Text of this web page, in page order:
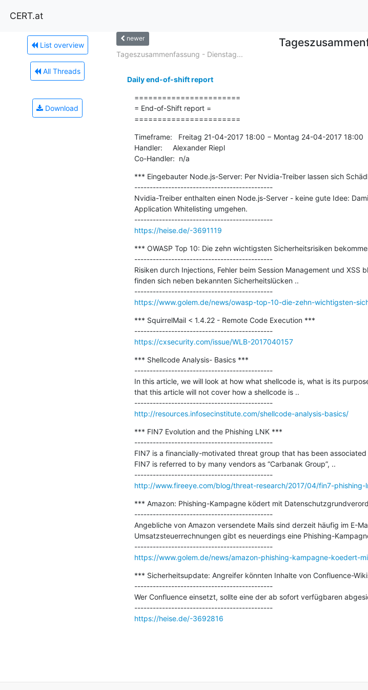
CERT.at
List overview
All Threads
Download
newer
Tageszusammenfassung - Dienstag...
Daily end-of-shift report
=======================
= End-of-Shift report =
=======================
Timeframe:   Freitag 21-04-2017 18:00 − Montag 24-04-2017 18:00
Handler:     Alexander Riepl
Co-Handler:  n/a
*** Eingebauter Node.js-Server: Per Nvidia-Treiber lassen sich
---------------------------------------------
Nvidia-Treiber enthalten einen Node.js-Server - keine gute Idee:
Application Whitelisting umgehen.
---------------------------------------------
https://heise.de/-3691119
*** OWASP Top 10: Die zehn wichtigsten Sicherheitsrisiken
---------------------------------------------
Risiken durch Injections, Fehler beim Session Management und XSS
finden sich neben bekannten Sicherheitslücken ..
---------------------------------------------
https://www.golem.de/news/owasp-top-10-die-zehn-wichtigsten-
*** SquirrelMail < 1.4.22 - Remote Code Execution ***
---------------------------------------------
https://cxsecurity.com/issue/WLB-2017040157
*** Shellcode Analysis- Basics ***
---------------------------------------------
In this article, we will look at how what shellcode is, what is its
that this article will not cover how a shellcode is ..
---------------------------------------------
http://resources.infosecinstitute.com/shellcode-analysis-basics/
*** FIN7 Evolution and the Phishing LNK ***
---------------------------------------------
FIN7 is a financially-motivated threat group that has been
FIN7 is referred to by many vendors as “Carbanak Group”, ..
---------------------------------------------
http://www.fireeye.com/blog/threat-research/2017/04/fin7-phishing-
*** Amazon: Phishing-Kampagne ködert mit
---------------------------------------------
Angebliche von Amazon versendete Mails sind derzeit häufig im E-
Umsatzsteuerrechnungen gibt es neuerdings eine Phishing-
---------------------------------------------
https://www.golem.de/news/amazon-phishing-kampagne-koedert-
*** Sicherheitsupdate: Angreifer könnten Inhalte von Confluence-
---------------------------------------------
Wer Confluence einsetzt, sollte eine der ab sofort verfügbaren
---------------------------------------------
https://heise.de/-3692816